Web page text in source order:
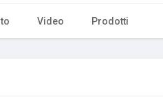
Video Prodotti